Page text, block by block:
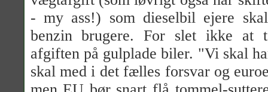
- my ass!) som dieselbil ejere
benzin brugere. For slet ikke at
afgiften på gulplade biler. "Vi skal
skal med i det fælles forsvar og